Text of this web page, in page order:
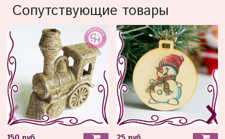
Сопутствующие товары